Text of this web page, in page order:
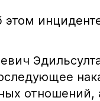
отношений,